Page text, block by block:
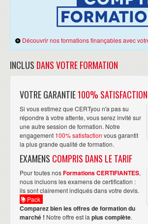
UTILISATION DES EXPRESSIONS DE TABLES
Utiliser les tables dérivées
Utiliser les expressions de tables courantes
Utiliser les vues
Utiliser les fonctions de table en ligne
UTILISATION DES ENSEMBLES D'OPÉRATEURS
Utiliser APPLY
Découvrir nos formations finançables avec
INCLUS DANS VOTRE FORMATION
VOTRE GARANTIE100% SATISFACTION
Si vous estimez que CERTyou n'a pas su
répondre à votre attente, vous serez invité sur
une autre session de formation. Notre
engagement 100% satisfaction vous garantit
la plus grande qualité de formation.
EXAMENS COMPRIS DANS LE TARIF
Pour toutes nosFormations CERTIFIANTES,
nous incluons les examens de certification :
ils sont clairement indiqués dans votre devis.
Pack
Comparez bien les offres de formation du
marché ! Notre offre est la plus complète.